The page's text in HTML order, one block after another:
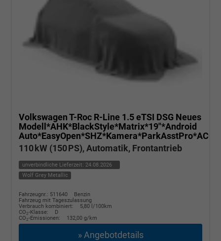
Volkswagen T-Roc R-Line 1.5 eTSI DSG Neues
Modell*AHK*BlackStyle*Matrix*19"*Android
110 kW (150 PS), Automatik, Frontantrieb
unverbindliche Lieferzeit: 24.08.2026
Wolf Grey Metallic
Fahrzeugnr.: 511640
Benzin
Fahrzeug mit Tageszulassung
Verbrauch kombiniert:
5,80 l/100km
CO2-Klasse:
D
CO2-Emissionen: 132,00 g/km
» Angebotdetails